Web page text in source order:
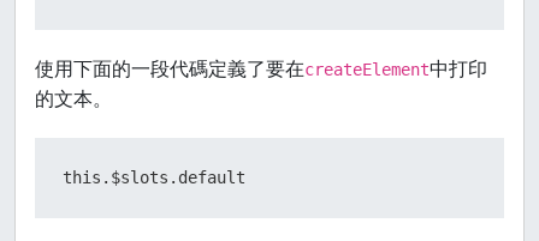
使用下面的一段代碼定義了要在createElement中打印
的文本。
this.$slots.default